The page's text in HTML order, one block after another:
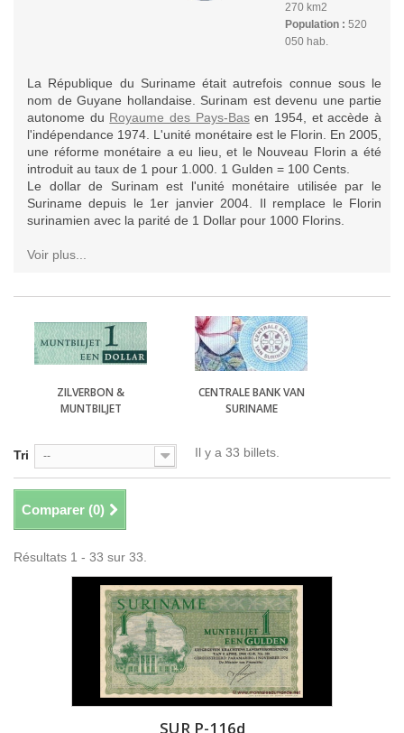
270 km2
Population : 520
050 hab.
La République du Suriname était autrefois connue sous le
nom de Guyane hollandaise. Surinam est devenu une partie
autonome du Royaume des Pays-Basen 1954, et accède à
l'indépendance 1974. L'unité monétaire est le Florin. En 2005,
une réforme monétaire a eu lieu, et le Nouveau Florin a été
introduit au taux de 1 pour 1.000. 1 Gulden = 100 Cents.
Le dollar de Surinam est l'unité monétaire utilisée par le
Suriname depuis le 1er janvier 2004. Il remplace le Florin
surinamien avec la parité de 1 Dollar pour 1000 Florins.
Voir plus...
ZILVERBON &
MUNTBILJET
CENTRALE BANK VAN
SURINAME
Tri -- Il y a 33 billets.
Comparer (0)
Résultats 1 - 33 sur 33.
SUR P-116d